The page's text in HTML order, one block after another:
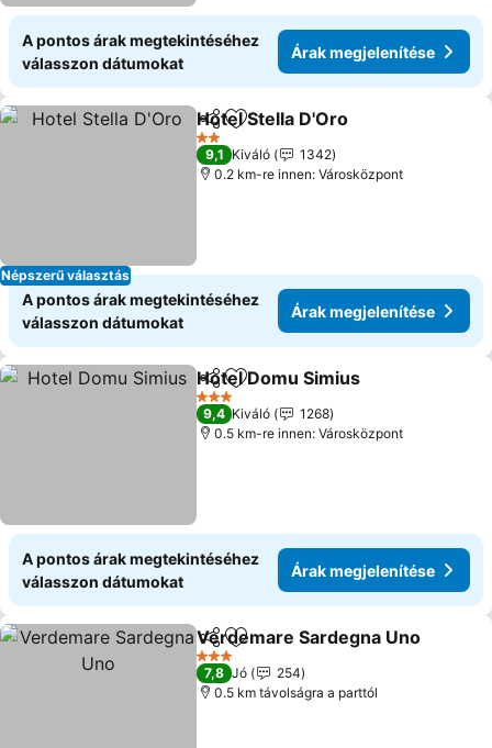
A pontos árak megtekintéséhez
válasszon dátumokat
Árak megjelenítése
Népszerű választás
Megosztás
Hozzáadás a kedvencekhez
Hotel Stella D'Oro
2 Kategória
9,1 Kiváló
1342
0.2 km-re innen: Városközpont
A pontos árak megtekintéséhez
válasszon dátumokat
Árak megjelenítése
Megosztás
Hozzáadás a kedvencekhez
Hotel Domu Simius
3 Kategória
9,4 Kiváló
1268
0.5 km-re innen: Városközpont
A pontos árak megtekintéséhez
válasszon dátumokat
Árak megjelenítése
Megosztás
Hozzáadás a kedvencekhez
Verdemare Sardegna Uno
3 Kategória
7,8 Jó
254
0.5 km távolságra a parttól